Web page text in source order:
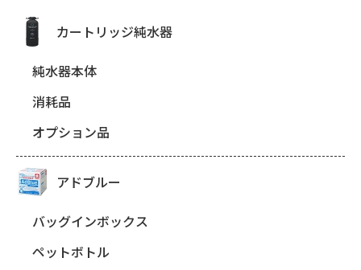
カートリッジ純水器
純水器本体
消耗品
オプション品
アドブルー
バッグインボックス
ペットボトル